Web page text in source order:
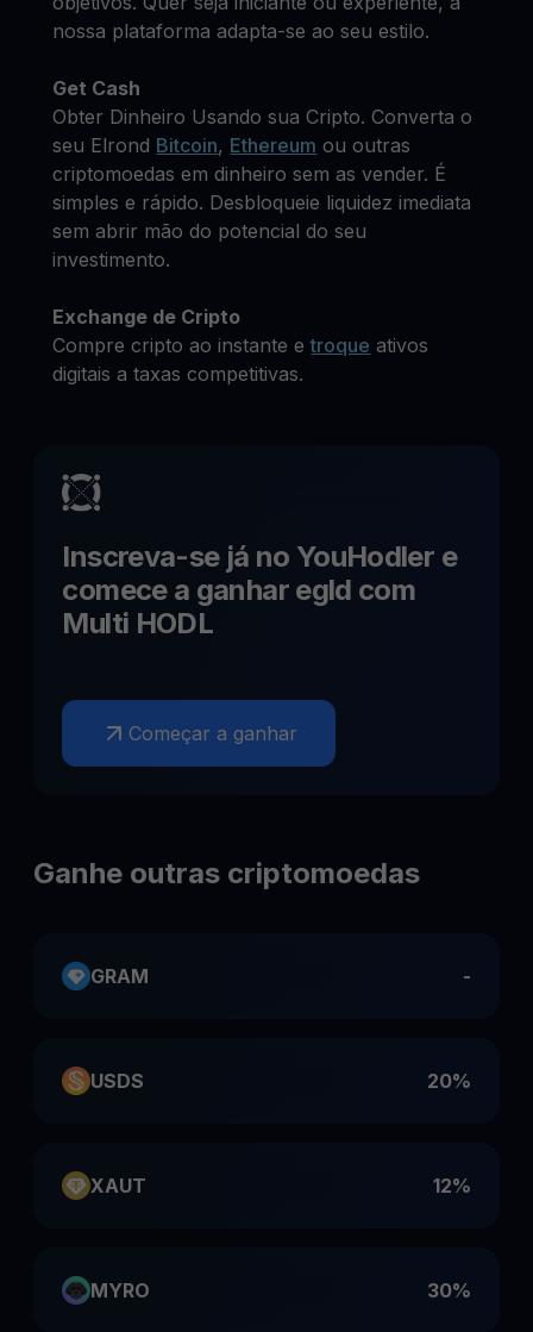
nossa plataforma adapta-se ao seu estilo.
Get Cash
Obter Dinheiro Usando sua Cripto. Converta o
seu Elrond Bitcoin, Ethereum ou outras
criptomoedas em dinheiro sem as vender. É
simples e rápido. Desbloqueie liquidez imediata
sem abrir mão do potencial do seu
investimento.
Exchange de Cripto
Compre cripto ao instante etroque ativos
digitais a taxas competitivas.
Inscreva-se já no YouHodler e
comece a ganhar egld com
Multi HODL
Começar a ganhar
Ganhe outras criptomoedas
GRAM -
USDS 20%
XAUT 12%
MYRO 30%